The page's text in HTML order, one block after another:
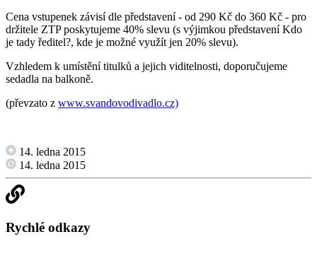
Cena vstupenek závisí dle představení - od 290 Kč do 360 Kč - pro
držitele ZTP poskytujeme 40% slevu (s výjimkou představení Kdo
je tady ředitel?, kde je možné využít jen 20% slevu).
Vzhledem k umístění titulků a jejich viditelnosti, doporučujeme
sedadla na balkoně.
(převzato z www.svandovodivadlo.cz)
14. ledna 2015
14. ledna 2015
Rychlé odkazy